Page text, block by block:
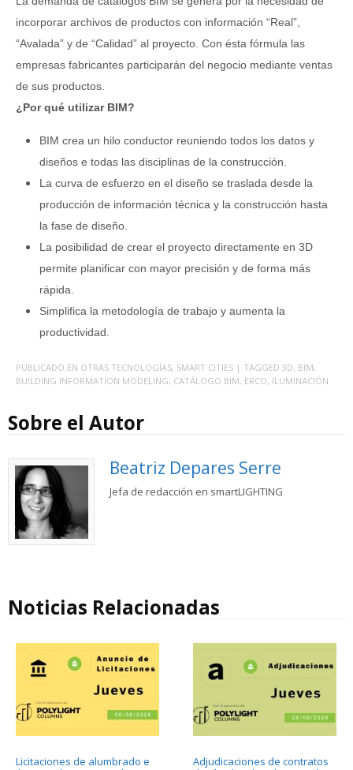
incorporar archivos de productos con información “Real”,
“Avalada” y de “Calidad” al proyecto. Con ésta fórmula las
empresas fabricantes participarán del negocio mediante ventas
de sus productos.
¿Por qué utilizar BIM?
BIM crea un hilo conductor reuniendo todos los datos y
diseños e todas las disciplinas de la construcción.
La curva de esfuerzo en el diseño se traslada desde la
producción de información técnica y la construcción hasta
la fase de diseño.
La posibilidad de crear el proyecto directamente en 3D
permite planificar con mayor precisión y de forma más
rápida.
Simplifica la metodología de trabajo y aumenta la
productividad.
PUBLICADO EN OTRAS TECNOLOGÍAS, SMART CITIES | TAGGED 3D, BIM,
BUILDING INFORMATION MODELING, CATÁLOGO BIM, ERCO, ILUMINACIÓN
Sobre el Autor
Beatriz Depares Serre
Jefa de redacción en smartLIGHTING
Noticias Relacionadas
Licitaciones de alumbrado e
Adjudicaciones de contratos